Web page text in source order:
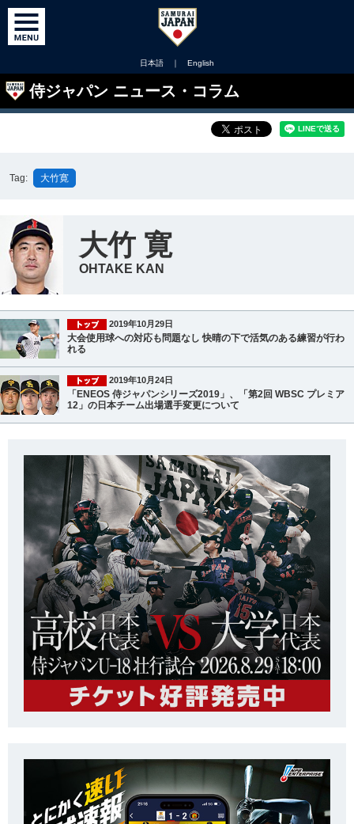
日本語 ｜ English
侍ジャパン ニュース・コラム
Tag: 大竹寛
大竹 寛
OHTAKE KAN
2019年10月29日
大会使用球への対応も問題なし 快晴の下で活気のある練習が行わ
れる
2019年10月24日
「ENEOS 侍ジャパンシリーズ2019」、「第2回 WBSC プレミア
12」の日本チーム出場選手変更について